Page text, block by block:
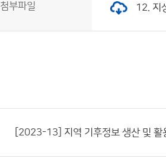
첨부파일 12. 지
[2023-13] 지역 기후정보 생산 및 활